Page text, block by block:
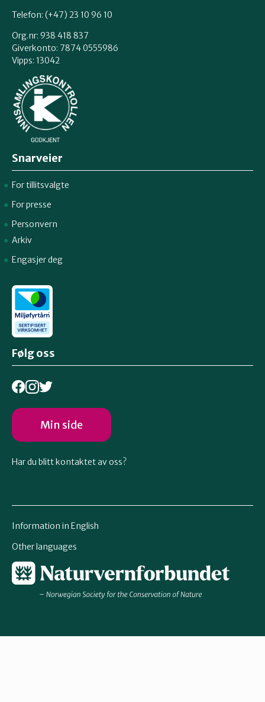
Telefon: (+47) 23 10 96 10
Org.nr: 938 418 837
Giverkonto: 7874 0555986
Vipps: 13042
Snarveier
For tillitsvalgte
For presse
Personvern
Arkiv
Engasjer deg
Følg oss
Min side
Har du blitt kontaktet av oss?
Information in English
Other languages